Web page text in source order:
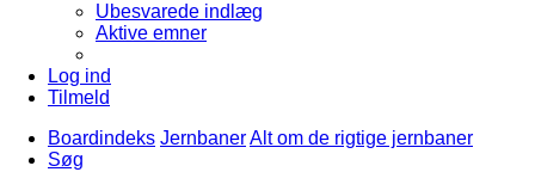
Ubesvarede indlæg
Aktive emner
Log ind
Tilmeld
Boardindeks JernbanerAlt om de rigtige jernbaner
Søg